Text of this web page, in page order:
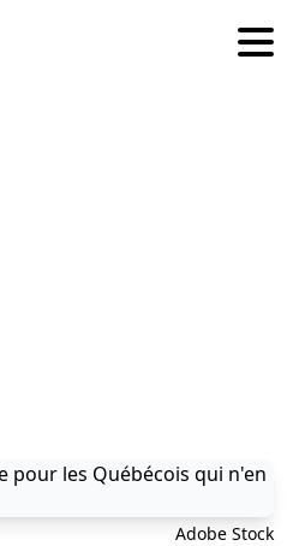
Adobe Stock